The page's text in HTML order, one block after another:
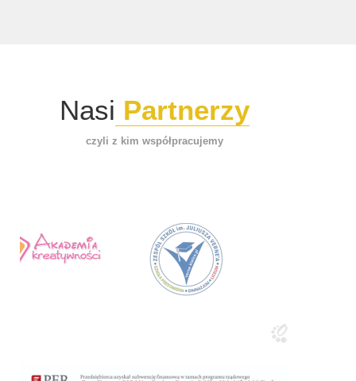
Nasi Partnerzy
czyli z kim współpracujemy